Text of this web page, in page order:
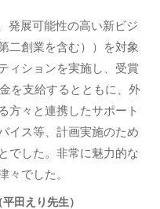
発展可能性の高い新ビジ
二創業を含む））を対象
ィションを実施し、受賞
を支給するとともに、外
方々と連携したサポート
イス等、計画実施のため
でした。非常に魅力的な
々でした。
田えり先生）